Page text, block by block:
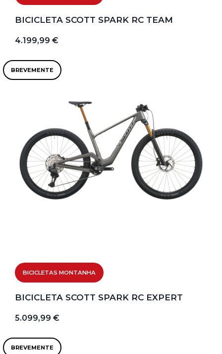
BICICLETA SCOTT SPARK RC TEAM
4.199,99 €
BREVEMENTE
BICICLETAS MONTANHA
BICICLETA SCOTT SPARK RC EXPERT
5.099,99 €
BREVEMENTE